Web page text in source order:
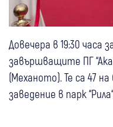
Довечера в 19:30 часа
завършващите ПГ
(Механото). Те са 47
заведение в парк “Рила“.